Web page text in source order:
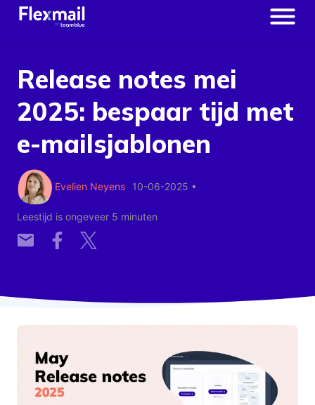
Release notes mei
2025: bespaar tijd met
e-mailsjablonen
Evelien Neyens 10-06-2025 •
Leestijd is ongeveer 5 minuten